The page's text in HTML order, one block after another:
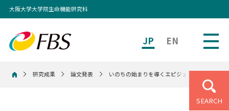
JP EN
大阪大学大学院生命機能研究科
SEARCH
ホーム研究成果 論文発表 いのちの始まりを導くエピジェネティックスイ